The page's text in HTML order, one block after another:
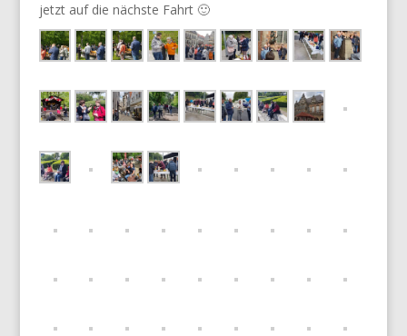
jetzt auf die nächste Fahrt 🙂